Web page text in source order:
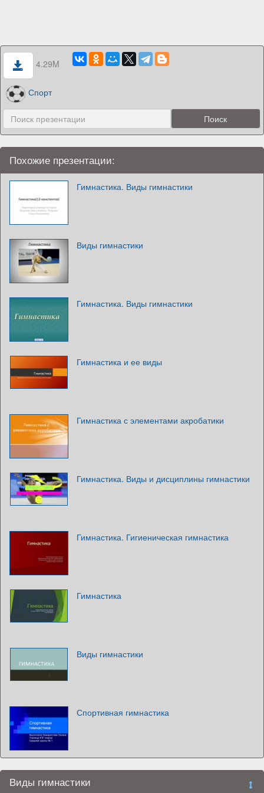
4.29M
Спорт
Похожие презентации:
Гимнастика. Виды гимнастики
Виды гимнастики
Гимнастика. Виды гимнастики
Гимнастика и ее виды
Гимнастика с элементами акробатики
Гимнастика. Виды и дисциплины гимнастики
Гимнастика. Гигиеническая гимнастика
Гимнастика
Виды гимнастики
Спортивная гимнастика
Виды гимнастики